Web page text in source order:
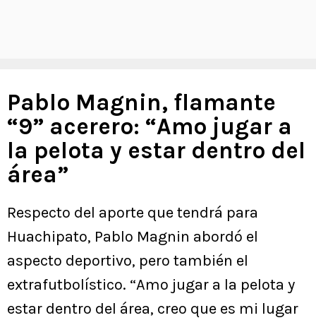
Pablo Magnin, flamante
“9” acerero: “Amo jugar a
la pelota y estar dentro del
área”
Respecto del aporte que tendrá para
Huachipato, Pablo Magnin abordó el
aspecto deportivo, pero también el
extrafutbolístico. “Amo jugar a la pelota y
estar dentro del área, creo que es mi lugar